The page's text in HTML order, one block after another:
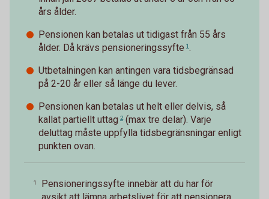
års ålder.
Pensionen kan betalas ut tidigast från 55 års
ålder. Då krävs pensioneringssyfte 1.
Utbetalningen kan antingen vara tidsbegränsad
på 2-20 år eller så länge du lever.
Pensionen kan betalas ut helt eller delvis, så
kallat partiellt uttag 2(max tre delar). Varje
deluttag måste uppfylla tidsbegränsningar enligt
punkten ovan.
1
Pensioneringssyfte innebär att du har för